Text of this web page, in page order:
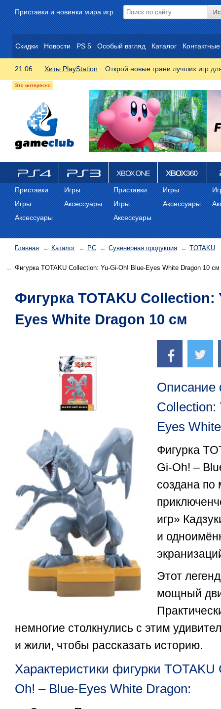
Приставки и новинки мира игр
Скидки Новости PS 5 Особый взгляд Каталог
21.06 Хиты PlayStation Открой новые грани лучших игр
ps4
Приставки
Игры
Аксессуары
PS3
Игры
Аксессуары
Xbox One
Приставки
Игры
Аксессуары
Xbox 360
Игры
Аксессуары
Главная Каталог PC Сувенирная продукция TOTAKU
Фигурка TOTAKU Collection: Yu-Gi-Oh! Blue-Eyes White Dragon 10 см
Фигурка TOTAKU Collection:
Eyes White Dragon 10 см
Описание
Collection:
Eyes
Фигурка
Gi-Oh! –
создана по
игр»
и
Этот
мощный
немногие столкнулись с этим
и жили, чтобы рассказать историю.
Характеристики фигурки
Oh! – Blue-Eyes White Dragon: